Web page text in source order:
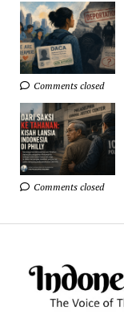
Comments closed
Comments closed